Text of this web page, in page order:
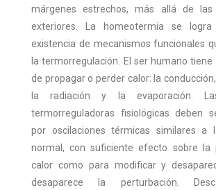
márgenes estrechos, más allá de las
exteriores. La homeotermia se
existencia de mecanismos funcionales
la termorregulación. El ser humano
de propagar o perder calor: la
la radiación y la evaporación.
termorreguladoras fisiológicas deben
por oscilaciones térmicas similares a
normal, con suficiente efecto sobre la
calor como para modificar y
desaparece la perturbación.